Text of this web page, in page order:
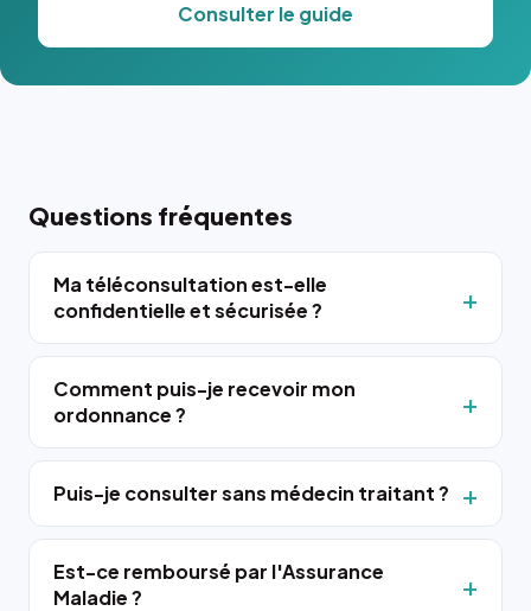
Consulter le guide
Questions fréquentes
Ma téléconsultation est-elle
confidentielle et sécurisée ?
Comment puis-je recevoir mon
ordonnance ?
Puis-je consulter sans médecin traitant ?
Est-ce remboursé par l'Assurance
Maladie ?